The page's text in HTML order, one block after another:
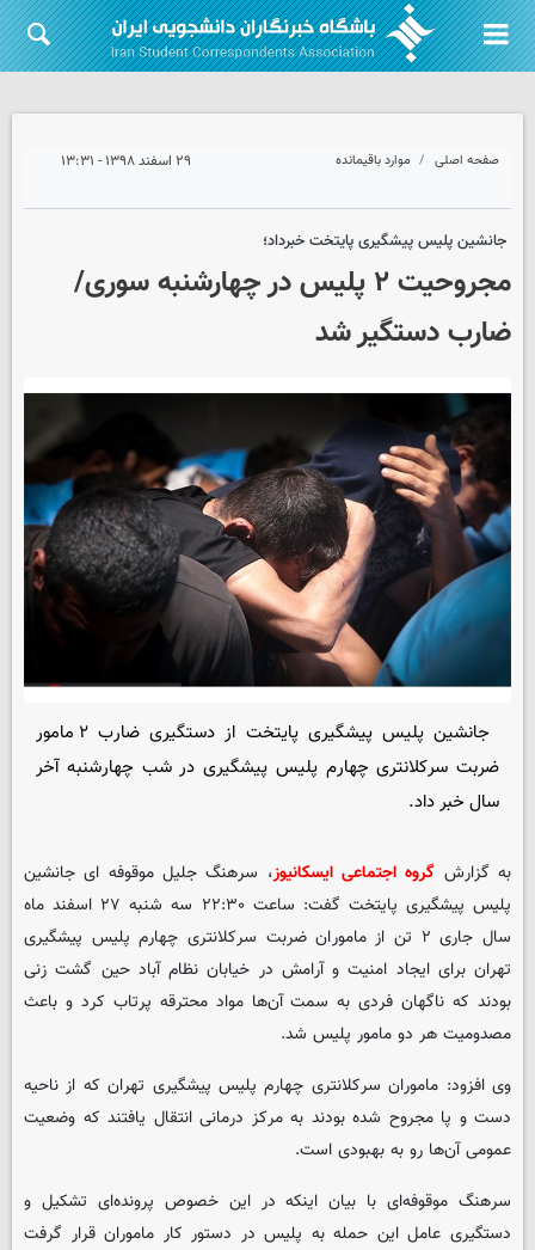
صفحه اصلی موارد باقیمانده ۲۹ اسفند ۱۳۹۸ - ۱۳:۳۱
جانشین پلیس پیشگیری پایتخت خبرداد؛
مجروحیت ۲ پلیس در چهارشنبه سوری/
ضارب دستگیر شد
جانشین پلیس پیشگیری پایتخت از دستگیری ضارب ۲ مامور
ضربت سرکلانتری چهارم پلیس پیشگیری در شب چهارشنبه آخر
سال خبر داد.
به گزارش گروه اجتماعی ایسکانیوز، سرهنگ جلیل موقوفه ای جانشین
پلیس پیشگیری پایتخت گفت: ساعت ۲۲:۳۰ سه شنبه ۲۷ اسفند ماه
سال جاری ۲ تن از ماموران ضربت سرکلانتری چهارم پلیس پیشگیری
تهران برای ایجاد امنیت و آرامش در خیابان نظام آباد حین گشت زنی
بودند که ناگهان فردی به سمت آن‌ها مواد محترقه پرتاب کرد و باعث
مصدومیت هر دو مامور پلیس شد.
وی افزود: ماموران سرکلانتری چهارم پلیس پیشگیری تهران که از ناحیه
دست و پا مجروح شده بودند به مرکز درمانی انتقال یافتند که وضعیت
عمومی آن‌ها رو به بهبودی است.
سرهنگ موقوفه‌ای با بیان اینکه در این خصوص پرونده‌ای تشکیل و
دستگیری عامل این حمله به پلیس در دستور کار ماموران قرار گرفت